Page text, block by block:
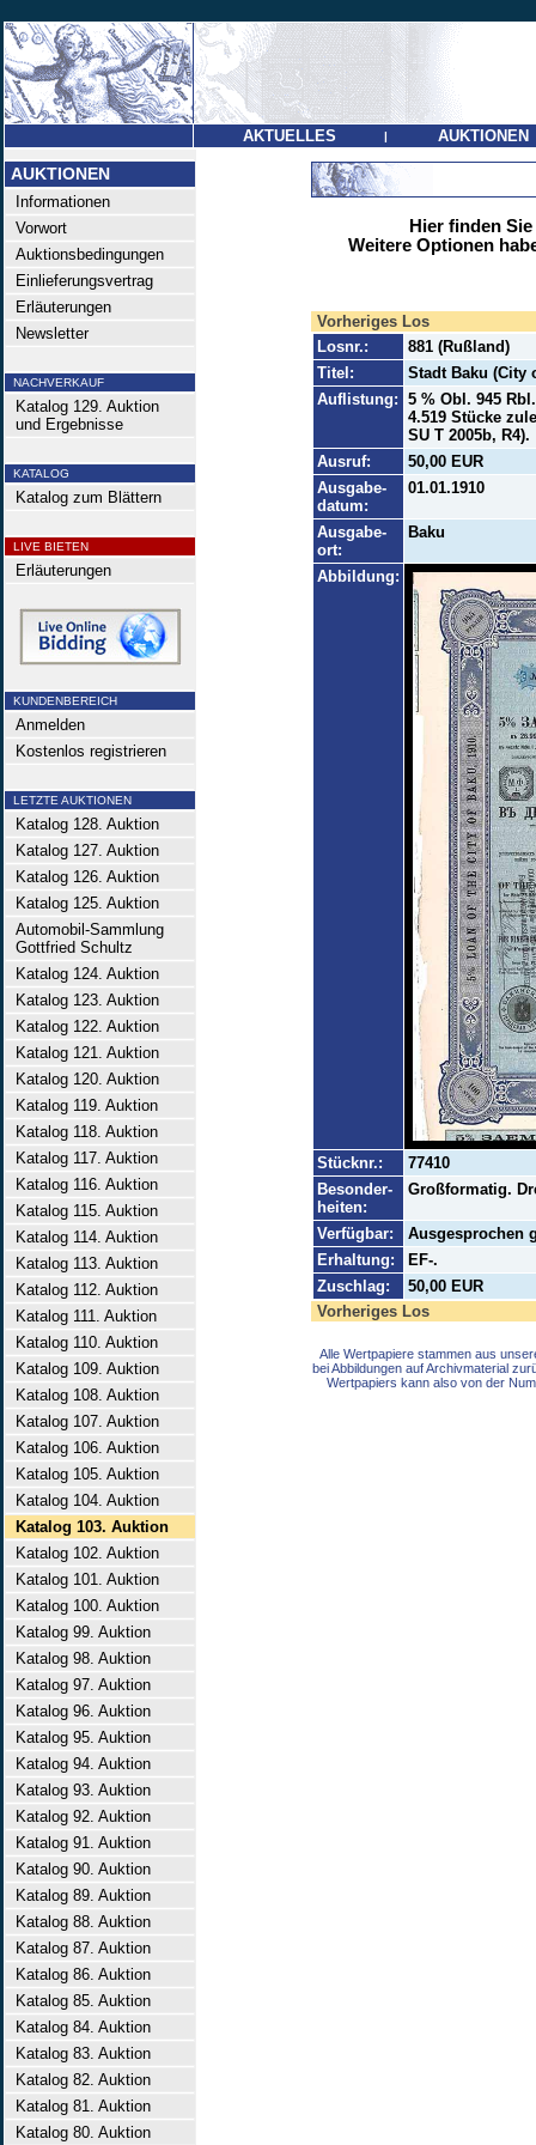
AKTUELLES | AUKTIONEN
AUKTIONEN
Informationen
Vorwort
Auktionsbedingungen
Einlieferungsvertrag
Erläuterungen
Newsletter
NACHVERKAUF
Katalog 129. Auktion
und Ergebnisse
KATALOG
Katalog zum Blättern
LIVE BIETEN
Erläuterungen
KUNDENBEREICH
Anmelden
Kostenlos registrieren
LETZTE AUKTIONEN
Katalog 128. Auktion
Katalog 127. Auktion
Katalog 126. Auktion
Katalog 125. Auktion
Automobil-Sammlung
Gottfried Schultz
Katalog 124. Auktion
Katalog 123. Auktion
Katalog 122. Auktion
Katalog 121. Auktion
Katalog 120. Auktion
Katalog 119. Auktion
Katalog 118. Auktion
Katalog 117. Auktion
Katalog 116. Auktion
Katalog 115. Auktion
Katalog 114. Auktion
Katalog 113. Auktion
Katalog 112. Auktion
Katalog 111. Auktion
Katalog 110. Auktion
Katalog 109. Auktion
Katalog 108. Auktion
Katalog 107. Auktion
Katalog 106. Auktion
Katalog 105. Auktion
Katalog 104. Auktion
Katalog 103. Auktion
Katalog 102. Auktion
Katalog 101. Auktion
Katalog 100. Auktion
Katalog 99. Auktion
Katalog 98. Auktion
Katalog 97. Auktion
Katalog 96. Auktion
Katalog 95. Auktion
Katalog 94. Auktion
Katalog 93. Auktion
Katalog 92. Auktion
Katalog 91. Auktion
Katalog 90. Auktion
Katalog 89. Auktion
Katalog 88. Auktion
Katalog 87. Auktion
Katalog 86. Auktion
Katalog 85. Auktion
Katalog 84. Auktion
Katalog 83. Auktion
Katalog 82. Auktion
Katalog 81. Auktion
Katalog 80. Auktion
Hier finden
Weitere Optionen
Vorheriges Los
Losnr.:
881 (Rußland)
Titel:
Stadt Baku (City
Auflistung: 5 % Obl. 945
4.519 Stücke
SU T 2005b, R4).
Ausruf:
50,00 EUR
Ausgabe-
datum:
01.01.1910
Ausgabe-
ort:
Baku
Abbildung:
Stücknr.:
77410
Besonder-
heiten:
Großformatig.
Verfügbar:
Ausgesprochen
Erhaltung:
EF-.
Zuschlag:
50,00 EUR
Vorheriges Los
Alle Wertpapiere stammen aus
bei Abbildungen auf Archivmaterial
Wertpapiers kann also von der